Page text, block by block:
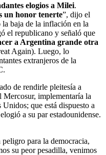
elogios a Milei.
un honor tenerte”, dijo el
la baja de la inflación en la
el republicano y señaló que
a Argentina grande otra
Again). Luego, lo
extranjeros de la
de rendirle pleitesía a
Mercosur, implementaría la
que está dispuesto a
a su par estadounidense.
para la democracia,
su peor pesadilla, venimos